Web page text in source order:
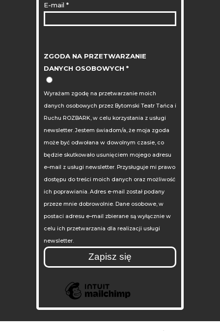
E-mail *
ZGODA NA PRZETWARZANIE
DANYCH OSOBOWYCH *
Wyrażam zgodę na przetwarzanie moich
danych osobowych przez Bytomski Teatr Tańca i
Ruchu ROZBARK, w celu korzystania z usługi
newsletter. Jestem świadom/a, że moja zgoda
może być odwołana w dowolnym czasie, co
będzie skutkowało usunięciem mojego adresu
e–mail z usługi newsletter. Przysługuje mi prawo
dostępu do treści moich danych oraz możliwość
ich poprawiania. Adres e-mail został podany
przeze mnie dobrowolnie. Dane osobowe, w
postaci adresu e–mail zbierane są wyłącznie w
celu ich przetwarzania dla realizacji usługi
newsletter.